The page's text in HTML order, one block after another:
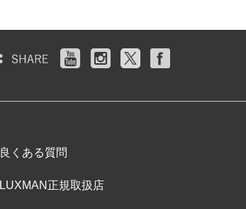
良くある質問
LUXMAN正規取扱店